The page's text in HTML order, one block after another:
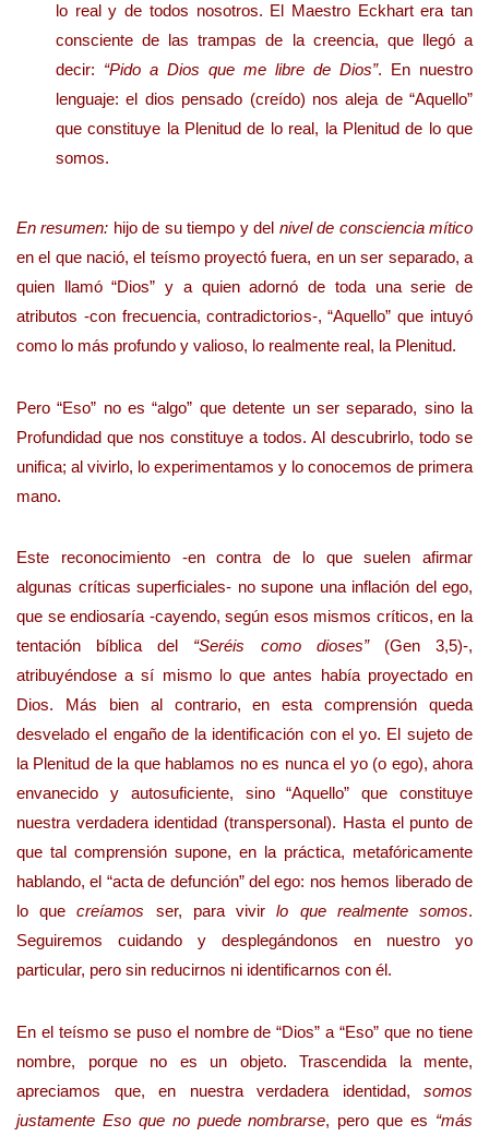
lo real y de todos nosotros. El Maestro Eckhart era tan
consciente de las trampas de la creencia, que llegó a
decir: “Pido a Dios que me libre de Dios”. En nuestro
lenguaje: el dios pensado (creído) nos aleja de “Aquello”
que constituye la Plenitud de lo real, la Plenitud de lo que
somos.
En resumen: hijo de su tiempo y del nivel de consciencia mítico
en el que nació, el teísmo proyectó fuera, en un ser separado, a
quien llamó “Dios” y a quien adornó de toda una serie de
atributos -con frecuencia, contradictorios-, “Aquello” que intuyó
como lo más profundo y valioso, lo realmente real, la Plenitud.
Pero “Eso” no es “algo” que detente un ser separado, sino la
Profundidad que nos constituye a todos. Al descubrirlo, todo se
unifica; al vivirlo, lo experimentamos y lo conocemos de primera
mano.
Este reconocimiento -en contra de lo que suelen afirmar
algunas críticas superficiales- no supone una inflación del ego,
que se endiosaría -cayendo, según esos mismos críticos, en la
tentación bíblica del “Seréis como dioses” (Gen 3,5)-,
atribuyéndose a sí mismo lo que antes había proyectado en
Dios. Más bien al contrario, en esta comprensión queda
desvelado el engaño de la identificación con el yo. El sujeto de
la Plenitud de la que hablamos no es nunca el yo (o ego), ahora
envanecido y autosuficiente, sino “Aquello” que constituye
nuestra verdadera identidad (transpersonal). Hasta el punto de
que tal comprensión supone, en la práctica, metafóricamente
hablando, el “acta de defunción” del ego: nos hemos liberado de
lo quecreíamos ser, para vivirlo que realmente somos.
Seguiremos cuidando y desplegándonos en nuestro yo
particular, pero sin reducirnos ni identificarnos con él.
En el teísmo se puso el nombre de “Dios” a “Eso” que no tiene
nombre, porque no es un objeto. Trascendida la mente,
apreciamos que, en nuestra verdadera identidad, somos
justamente Eso que no puede nombrarse, pero que es “más